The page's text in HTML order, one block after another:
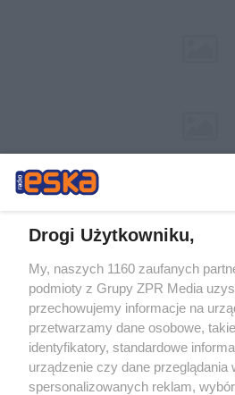
Żaden utwór zamieszczony w serwisie nie
rozpowszechniany lub dalej
tym także elektroniczny lub mechaniczny)
eksploatacji w jakiejkolwiek formie,
Internecie bez pisemnej zgody właściciela
wykorzystanie utworów w całości lub w
tzn. bez właściwej zgody, jest zabronione
ścigane prawnie.
Drogi Użytkowniku,
My, naszych 1160 zaufanych
podmioty z Grupy ZPR Media
przechowujemy informacje na
przetwarzamy dane osobowe,
identyfikatory, standardowe
urządzenie czy dane przeglądania
spersonalizowanych reklam,